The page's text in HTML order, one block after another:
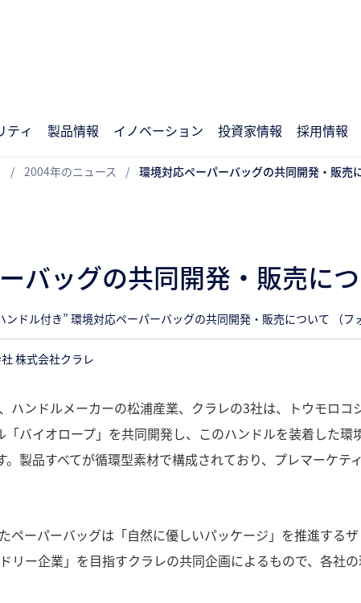
ティ 製品情報 イノベーション 投資家情報 採用情報
2004年のニュース 環境対応ペーパーバッグの共同開発・販売
バッグの共同開発・販売に
ドル付き” 環境対応ペーパーバッグの共同開発・販売について （フ
株式会社クラレ
ハンドルメーカーの松浦産業、クラレの3社は、トウモロ
バイオロープ」を共同開発し、このハンドルを装着した
。製品すべてが循環型素材で構成されており、プレマーケ
ペーパーバッグは「自然に優しいパッケージ」を推進する
リー企業」を目指すクラレの共同企画によるもので、各社